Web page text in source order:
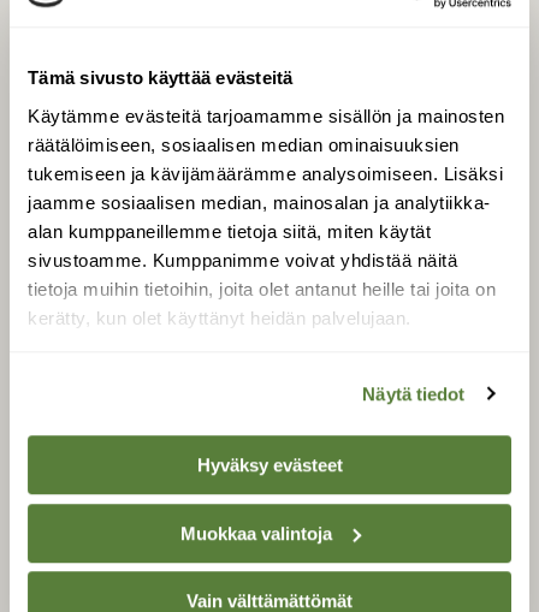
Tämä sivusto käyttää evästeitä
Käytämme evästeitä tarjoamamme sisällön ja mainosten
räätälöimiseen, sosiaalisen median ominaisuuksien
tukemiseen ja kävijämäärämme analysoimiseen. Lisäksi
jaamme sosiaalisen median, mainosalan ja analytiikka-
alan kumppaneillemme tietoja siitä, miten käytät
sivustoamme. Kumppanimme voivat yhdistää näitä
tietoja muihin tietoihin, joita olet antanut heille tai joita on
kerätty, kun olet käyttänyt heidän palvelujaan.
Näytä tiedot
Hyväksy evästeet
Muokkaa valintoja
Vain välttämättömät
Tilaa digilukuoikeus
Äänestä parasta juttua
Tilaa uutiskirje
SUOMEN LUONNON­
SUOJELU­LIITTO
Suomen Luonto -lehden
luonnonsuojelu­liitto.